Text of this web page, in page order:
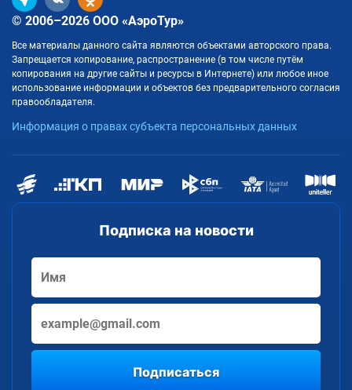
Подписка на новости
Подписаться
© 2006–2026 ООО «АэроТур»
Все материалы данного сайта являются объектами авторского права.
Запрещается копирование, распространение (в том числе путём
копирования на другие сайты и ресурсы в Интернете) или любое иное
использование информации и объектов без предварительного согласия
правообладателя.
Информация о правах субъекта персональных данных